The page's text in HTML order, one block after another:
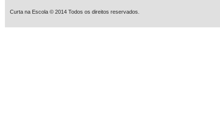
Curta na Escola © 2014 Todos os direitos reservados.